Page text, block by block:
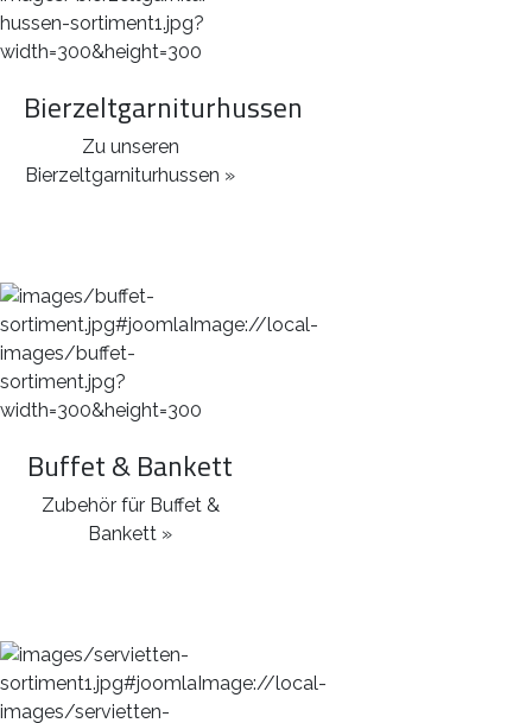
Bierzeltgarniturhussen
Zu unseren
Bierzeltgarniturhussen »
Buffet & Bankett
Zubehör für Buffet &
Bankett »